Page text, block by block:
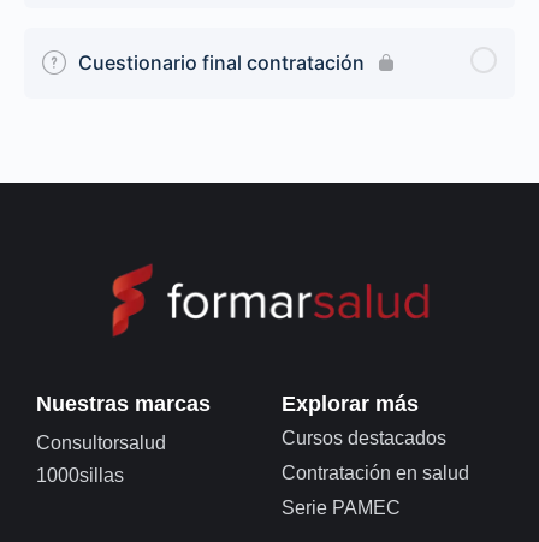
Cuestionario final contratación
Nuestras marcas
Consultorsalud
1000sillas
Explorar más
Cursos destacados
Contratación en salud
Serie PAMEC